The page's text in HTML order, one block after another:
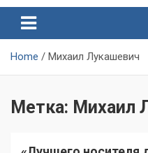
Севастополя
Севастополя
Home Михаил Лукашевич
Метка: Михаил